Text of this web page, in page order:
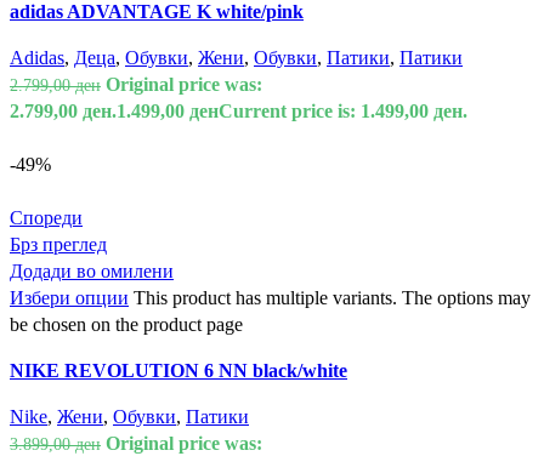
adidas ADVANTAGE K white/pink
Adidas, Деца, Обувки, Жени, Обувки, Патики, Патики
2.799,00ден Original price was:
2.799,00 ден.1.499,00 денCurrent price is: 1.499,00 ден.
-49%
Спореди
Брз преглед
Додади во омилени
Избери опции This product has multiple variants. The options may
be chosen on the product page
NIKE REVOLUTION 6 NN black/white
Nike, Жени, Обувки, Патики
3.899,00ден Original price was: